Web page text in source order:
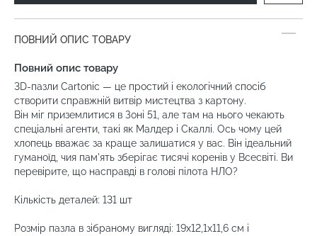
ПОВНИЙ ОПИС ТОВАРУ
Повний опис товару
3D-пазли Cartonic — це простий і екологічний спосіб
створити справжній витвір мистецтва з картону.
Він міг приземлитися в Зоні 51, але там на нього чекають
спеціальні агенти, такі як Малдер і Скаллі. Ось чому цей
хлопець вважає за краще залишатися у вас. Він ідеальний
гуманоїд, чия пам'ять зберігає тисячі коренів у Всесвіті. Ви
перевірите, що насправді в голові пілота НЛО?
Кількість деталей: 131 шт
Розмір пазла в зібраному вигляді: 19x12,1x11,6 см і